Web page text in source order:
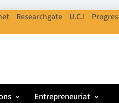
Researchgate U.C.I Progres
Entrepreneuriat